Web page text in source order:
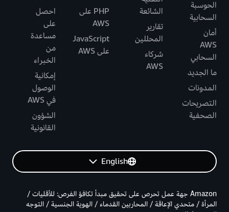
الحوسبة
السحابية
أمان
AWS
السحابي
ما الجديد
المدونات
التصريحات
الصحفية
الشائعة
تقارير
المحللين
شركاء
AWS
PHP على
AWS
JavaScript
على AWS
احصل
على
مساعدة
من
الخبراء
إمكانية
الوصول
في AWS
الشؤون
القانونية
English
Amazon جهة عمل تحرص على تحقيق مبدأ تكافؤ الفرص: للأقليات /
المرأة / متحدي الإعاقة / المحاربين القدماء / الهوية الجنسية / التوجه